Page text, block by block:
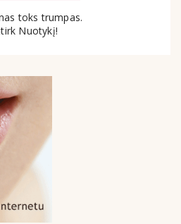
toks trumpas.
Nuotykį!